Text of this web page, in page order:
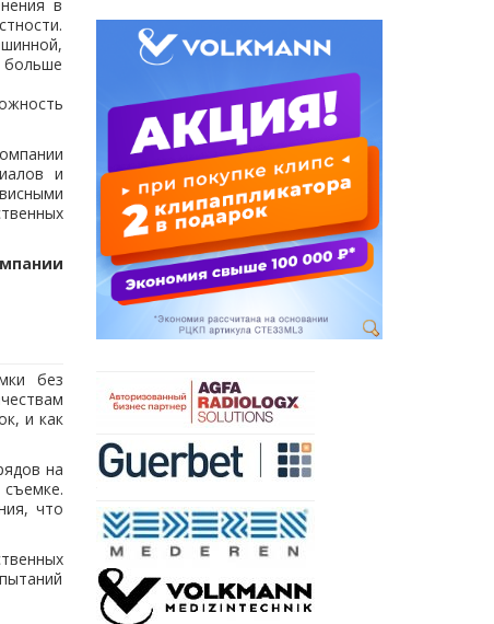
в
и
без
и как
на
что